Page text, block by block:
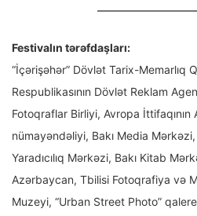
Festivalın tərəfdaşları:
“İçərişəhər” Dövlət Tarix-Memarlıq
Respublikasının Dövlət Reklam
Fotoqraflar Birliyi, Avropa İttifaqının
nümayəndəliyi, Bakı Media
Yaradıcılıq Mərkəzi, Bakı Kitab
Azərbaycan, Tbilisi Fotoqrafiya və
Muzeyi, “Urban Street Photo”